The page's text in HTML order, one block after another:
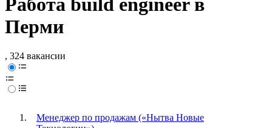
Перми
, 324 вакансии
Менеджер по продажам («Нытва Новые